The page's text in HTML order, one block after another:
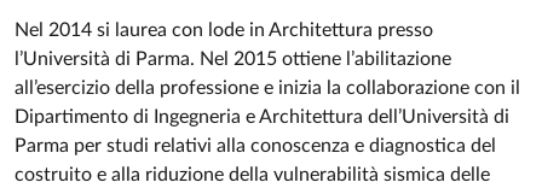
Nel 2014 si laurea con lode in Architettura presso
l’Università di Parma. Nel 2015 ottiene l’abilitazione
all’esercizio della professione e inizia la collaborazione con il
Dipartimento di Ingegneria e Architettura dell’Università di
Parma per studi relativi alla conoscenza e diagnostica del
costruito e alla riduzione della vulnerabilità sismica delle